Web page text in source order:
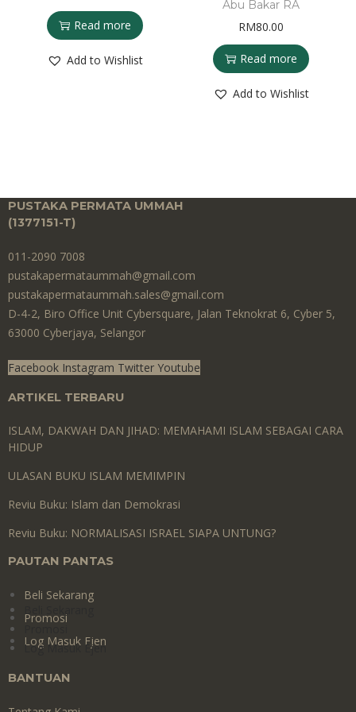
I
s
i
t
Read more
Add to Wishlist
Abu Bakar RA
RM80.00
Read more
Add to Wishlist
PUSTAKA PERMATA UMMAH
(1377151-T)​
011-2090 7008
pustakapermataummah@gmail.com
pustakapermataummah.sales@gmail.com
D-4-2, Biro Office Unit Cybersquare, Jalan Teknokrat 6, Cyber 5,
63000 Cyberjaya, Selangor
Facebook Instagram Twitter Youtube
ARTIKEL TERBARU
ISLAM, DAKWAH DAN JIHAD: MEMAHAMI ISLAM SEBAGAI CARA
HIDUP
ULASAN BUKU ISLAM MEMIMPIN
Reviu Buku: Islam dan Demokrasi
Reviu Buku: NORMALISASI ISRAEL SIAPA UNTUNG?
PAUTAN PANTAS
Beli Sekarang
Promosi
Log Masuk Ejen
Log Masuk Ejen
BANTUAN